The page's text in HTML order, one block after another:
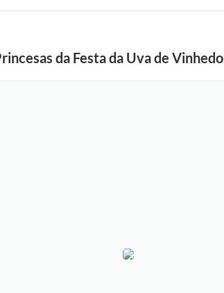
da Festa da Uva de Vinhedo